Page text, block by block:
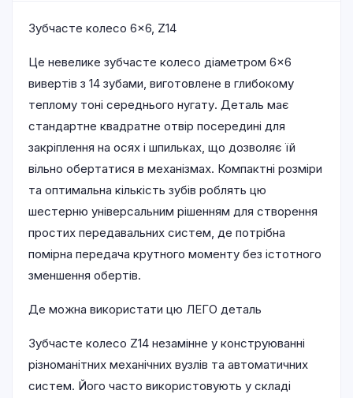
Зубчасте колесо 6×6, Z14
Це невелике зубчасте колесо діаметром 6×6
вивертів з 14 зубами, виготовлене в глибокому
теплому тоні середнього нугату. Деталь має
стандартне квадратне отвір посередині для
закріплення на осях і шпильках, що дозволяє їй
вільно обертатися в механізмах. Компактні розміри
та оптимальна кількість зубів роблять цю
шестерню універсальним рішенням для створення
простих передавальних систем, де потрібна
помірна передача крутного моменту без істотного
зменшення обертів.
Де можна використати цю ЛЕГО деталь
Зубчасте колесо Z14 незамінне у конструюванні
різноманітних механічних вузлів та автоматичних
систем. Його часто використовують у складі